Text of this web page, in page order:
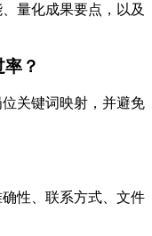
量化成果要点，以及
？
关键词映射，并避免
性、联系方式、文件